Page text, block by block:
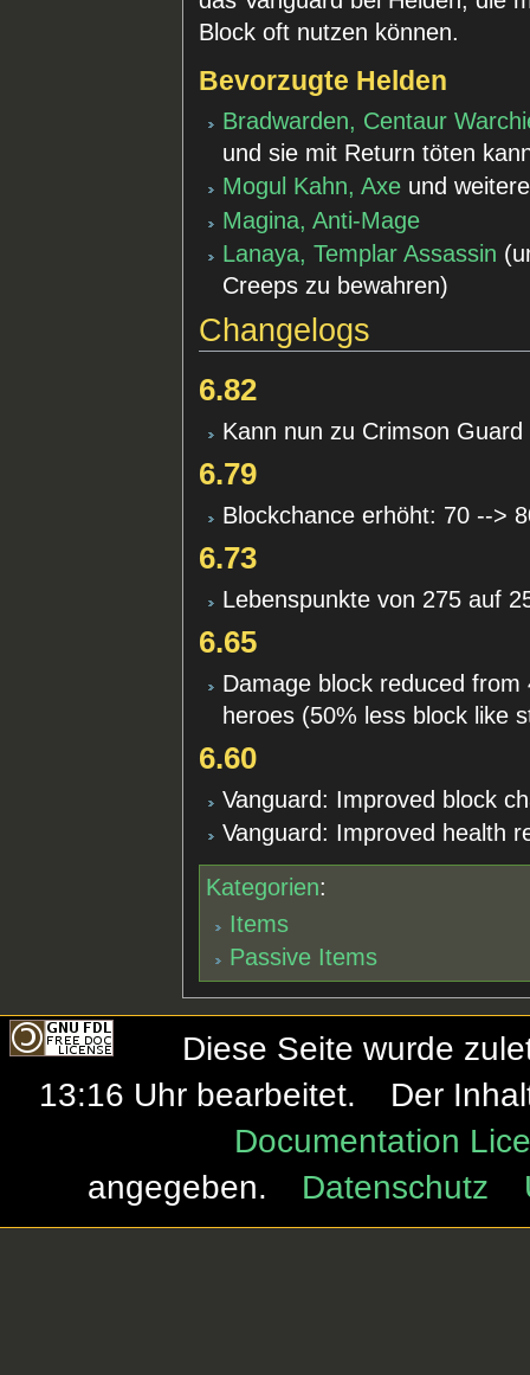
Block oft nutzen können.
Bevorzugte Helden
Bradwarden, Centaur
und sie mit Return töten
Mogul Kahn, Axe und
Magina, Anti-Mage
Lanaya, Templar Assassin
Creeps zu bewahren)
Changelogs
6.82
Kann nun zu Crimson
6.79
Blockchance erhöht: 70 -->
6.73
Lebenspunkte von 275 auf
6.65
Damage block reduced
heroes (50% less block like
6.60
Vanguard: Improved block
Vanguard: Improved health
Kategorien:
Items
Passive Items
Diese Seite wurde
13:16 Uhr bearbeitet.
Der
Documentation
angegeben.
Datenschutz